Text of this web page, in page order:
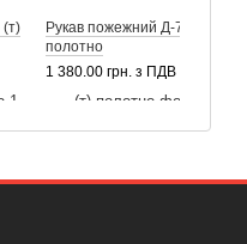
Рукав пожежний Д-77 (т)
полотно
1 380.00 грн. з ПДВ